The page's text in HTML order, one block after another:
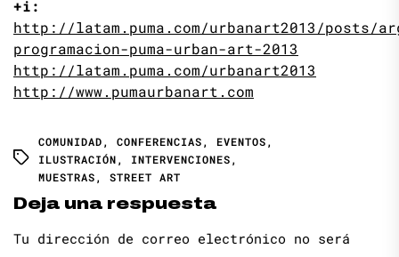
+i:
http://latam.puma.com/urbanart2013/posts/
programacion-puma-urban-art-2013
http://latam.puma.com/urbanart2013
http://www.pumaurbanart.com
COMUNIDAD, CONFERENCIAS, EVENTOS,
ILUSTRACIÓN, INTERVENCIONES,
MUESTRAS, STREET ART
Deja una respuesta
Tu dirección de correo electrónico no será